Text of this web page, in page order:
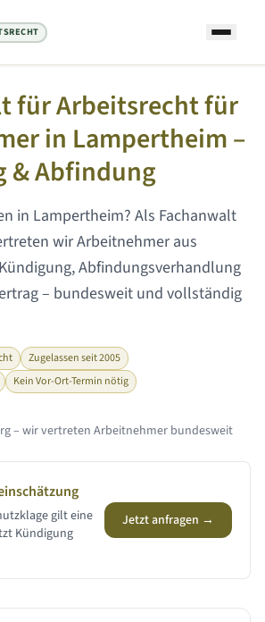
für Arbeitsrecht für
in Lampertheim–
& Abfindung
in Lampertheim? Als Fachanwalt
wir Arbeitnehmer aus
Abfindungsverhandlung
– bundesweit und vollständig
Zugelassen seit 2005
Kein Vor-Ort-Termin nötig
– wir vertreten Arbeitnehmer bundesweit
gilt eine
Kündigung
Jetzt anfragen →